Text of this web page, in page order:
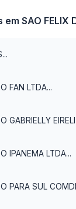
SAO FELIX
FAN LTDA...
GABRIELLY
IPANEMA LTDA...
PARA SUL